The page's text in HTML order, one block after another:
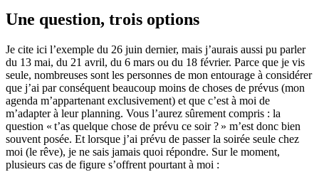
Une question, trois options
Je cite ici l’exemple du 26 juin dernier, mais j’aurais aussi pu parler
du 13 mai, du 21 avril, du 6 mars ou du 18 février. Parce que je vis
seule, nombreuses sont les personnes de mon entourage à considérer
que j’ai par conséquent beaucoup moins de choses de prévus (mon
agenda m’appartenant exclusivement) et que c’est à moi de
m’adapter à leur planning. Vous l’aurez sûrement compris : la
question « t’as quelque chose de prévu ce soir ? » m’est donc bien
souvent posée. Et lorsque j’ai prévu de passer la soirée seule chez
moi (le rêve), je ne sais jamais quoi répondre. Sur le moment,
plusieurs cas de figure s’offrent pourtant à moi :